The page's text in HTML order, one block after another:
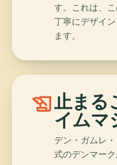
す。これは、
丁寧にデザイ
ます。
history_edu止まる
イムマ
デン・ガムレ
式のデンマー